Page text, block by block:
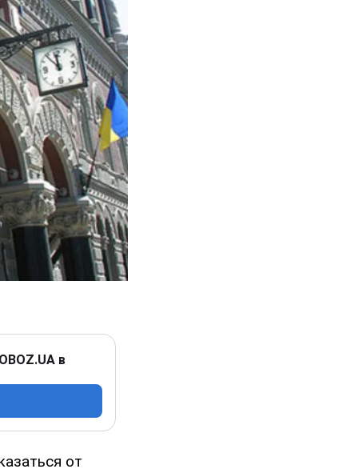
в
от